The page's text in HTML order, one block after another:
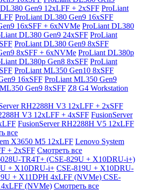
Gen9 12xLFF + 2xSFF ProLiant
ProLiant DL380 Gen9 16xSFF
16xSFF + 6xNVMe ProLiant DL380
DL380 Gen9 24xSFF ProLiant
ProLiant DL380 Gen9 8xSFF
8xSFF + 6xNVMe ProLiant DL380p
DL380p Gen8 8xSFF ProLiant
ProLiant ML350 Gen10 8xSFF
16xSFF ProLiant ML350 Gen9
Gen9 8xSFF Z8 G4 Workstation
RH2288H V3 12xLFF + 2xSFF
V3 12xLFF + 4xSFF FusionServer
FusionServer RH2288H V5 12xLFF
все
X3650 M5 12xLFF Lenovo System
+ 2xSFF Смотреть все
TR4T+ (CSE-829U + X10DRU-i+)
+ X10DRU-i+ CSE-819U + X10DRU-
+ X11DPH 4xLFF (NVMe) CSE-
(NVMe) Смотреть все